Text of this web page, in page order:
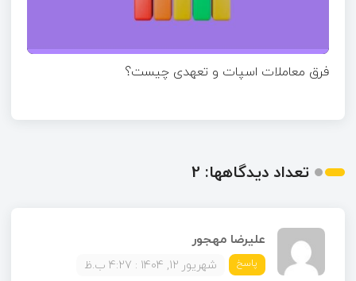
فرق معاملات اسپات و تعهدی چیست؟
تعداد دیدگاهها: 2
علیرضا مهجور
پاسخ
شهریور 12, 1404 : 4:27 ب.ظ